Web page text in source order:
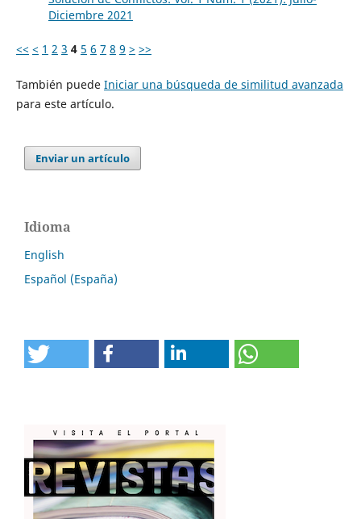
Diciembre 2021
<< < 1 2 3 4 5 6 7 8 9 > >>
También puede Iniciar una búsqueda de similitud avanzada
para este artículo.
Enviar un artículo
Idioma
English
Español (España)